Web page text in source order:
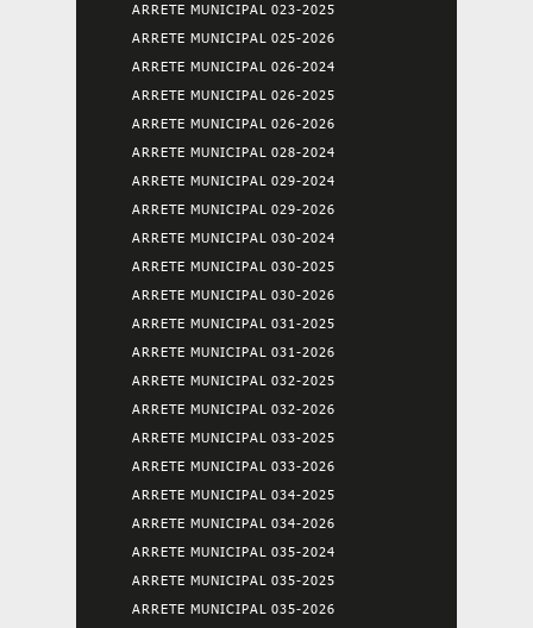
ARRETE MUNICIPAL 023-2025
ARRETE MUNICIPAL 025-2026
ARRETE MUNICIPAL 026-2024
ARRETE MUNICIPAL 026-2025
ARRETE MUNICIPAL 026-2026
ARRETE MUNICIPAL 028-2024
ARRETE MUNICIPAL 029-2024
ARRETE MUNICIPAL 029-2026
ARRETE MUNICIPAL 030-2024
ARRETE MUNICIPAL 030-2025
ARRETE MUNICIPAL 030-2026
ARRETE MUNICIPAL 031-2025
ARRETE MUNICIPAL 031-2026
ARRETE MUNICIPAL 032-2025
ARRETE MUNICIPAL 032-2026
ARRETE MUNICIPAL 033-2025
ARRETE MUNICIPAL 033-2026
ARRETE MUNICIPAL 034-2025
ARRETE MUNICIPAL 034-2026
ARRETE MUNICIPAL 035-2024
ARRETE MUNICIPAL 035-2025
ARRETE MUNICIPAL 035-2026